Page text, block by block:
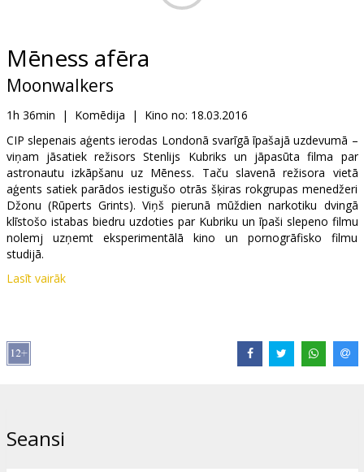
B2B
Kino
Klubs
Mēness afēra
Moonwalkers
1h 36min | Komēdija | Kino no: 18.03.2016
CIP slepenais aģents ierodas Londonā svarīgā īpašajā uzdevumā –
viņam jāsatiek režisors Stenlijs Kubriks un jāpasūta filma par
astronautu izkāpšanu uz Mēness. Taču slavenā režisora vietā
aģents satiek parādos iestigušo otrās šķiras rokgrupas menedžeri
Džonu (Rūperts Grints). Viņš pierunā mūždien narkotiku dvingā
klīstošo istabas biedru uzdoties par Kubriku un īpaši slepeno filmu
nolemj uzņemt eksperimentālā kino un pornogrāfisko filmu
studijā.
Filma angļu valodā ar subtitriem latviešu un krievu valodā.
Izplatītājs:
Režisors:
Lasīt vairāk
Seansi